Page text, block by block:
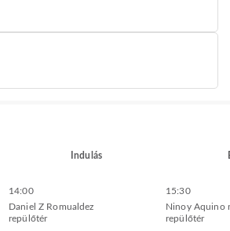
Indulás
14:00
Daniel Z Romualdez
repülőtér
15:30
Ninoy Aquino
repülőtér